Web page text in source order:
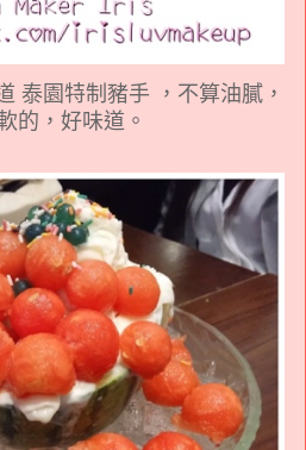
泰園特制豬手 ，不算油膩，
的，好味道。